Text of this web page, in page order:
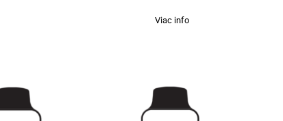
Viac info